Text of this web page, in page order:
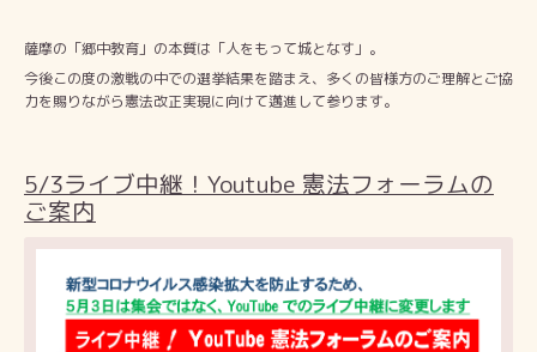
薩摩の「郷中教育」の本質は「人をもって城となす」。
今後この度の激戦の中での選挙結果を踏まえ、多くの皆様方のご理解とご協
力を賜りながら憲法改正実現に向けて邁進して参ります。
5/3ライブ中継！Youtube 憲法フォーラムの
ご案内